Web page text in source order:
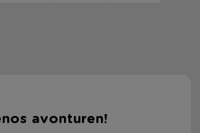
avonturen!